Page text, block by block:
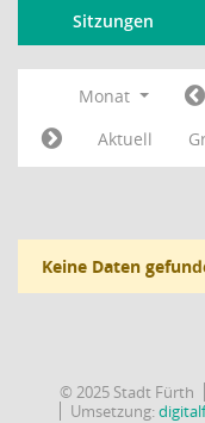
Sitzungen
Monat
Aktuell
Keine Daten
© 2025 Stadt Fürth
Umsetzung: